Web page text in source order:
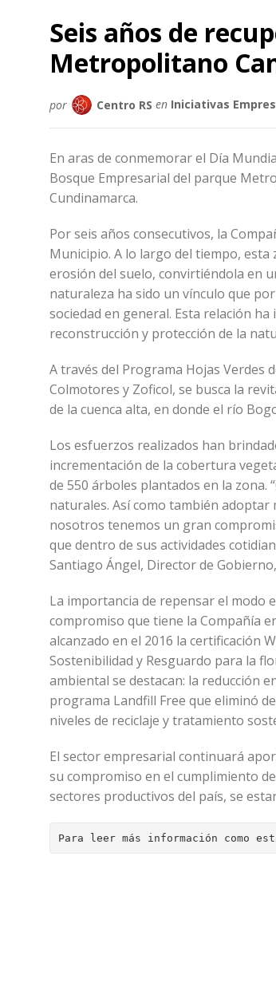
Seis años de
Metropolitano
por Centro RS en Iniciativas
En aras de conmemorar el Día
Bosque Empresarial del parque
Cundinamarca.
Por seis años consecutivos, la
Municipio. A lo largo del tiempo,
erosión del suelo, convirtiéndola en
naturaleza ha sido un vínculo que
sociedad en general. Esta relación
reconstrucción y protección de la
A través del Programa Hojas Verdes
Colmotores y Zoficol, se busca la
de la cuenca alta, en donde el río
Los esfuerzos realizados han
incrementación de la cobertura
de 550 árboles plantados en la zona.
naturales. Así como también
nosotros tenemos un gran
que dentro de sus actividades
Santiago Ángel, Director de
La importancia de repensar el modo
compromiso que tiene la Compañía
alcanzado en el 2016 la certificación
Sostenibilidad y Resguardo para la
ambiental se destacan: la reducción
programa Landfill Free que eliminó
niveles de reciclaje y tratamiento
El sector empresarial continuará
su compromiso en el cumplimiento
sectores productivos del país, se
Para leer más información como